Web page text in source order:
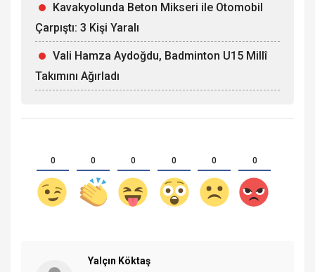
Kavakyolunda Beton Mikseri ile Otomobil
Çarpıştı: 3 Kişi Yaralı
Vali Hamza Aydoğdu, Badminton U15 Millî
Takımını Ağırladı
0 0 0 0 0 0
Yalçın Köktaş